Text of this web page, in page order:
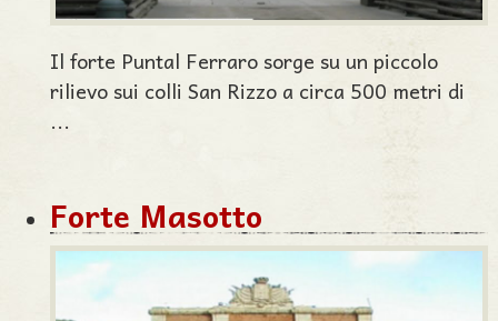
Il forte Puntal Ferraro sorge su un piccolo
rilievo sui colli San Rizzo a circa 500 metri di
...
Forte Masotto